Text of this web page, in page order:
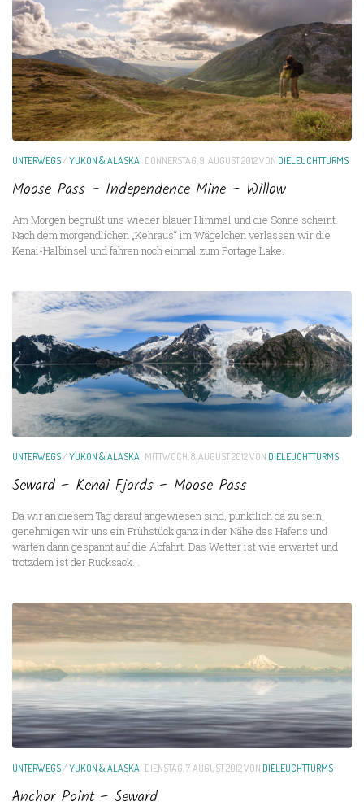
UNTERWEGS/YUKON & ALASKA DONNERSTAG, 9. AUGUST 2012VON DIELEUCHTTURMS
Moose Pass – Independence Mine – Willow
Am Morgen begrüßt uns wieder blauer Himmel und die Sonne scheint.
Nach dem morgendlichen „Kehraus“ im Wägelchen verlassen wir die
Kenai-Halbinsel und fahren noch einmal zum Portage Lake.
UNTERWEGS/YUKON & ALASKA MITTWOCH, 8. AUGUST 2012VON DIELEUCHTTURMS
Seward – Kenai Fjords – Moose Pass
Da wir an diesem Tag darauf angewiesen sind, pünktlich da zu sein,
genehmigen wir uns ein Frühstück ganz in der Nähe des Hafens und
warten dann gespannt auf die Abfahrt. Das Wetter ist wie erwartet und
trotzdem ist der Rucksack...
UNTERWEGS/YUKON & ALASKA DIENSTAG, 7. AUGUST 2012VON DIELEUCHTTURMS
Anchor Point – Seward